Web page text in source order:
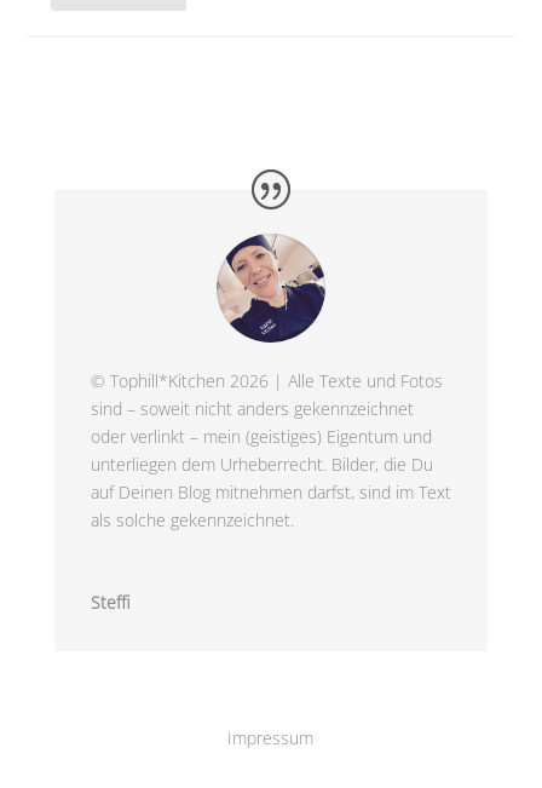
© Tophill*Kitchen 2026 | Alle Texte und Fotos
sind – soweit nicht anders gekennzeichnet
oder verlinkt – mein (geistiges) Eigentum und
unterliegen dem Urheberrecht. Bilder, die Du
auf Deinen Blog mitnehmen darfst, sind im Text
als solche gekennzeichnet.
Steffi
Impressum